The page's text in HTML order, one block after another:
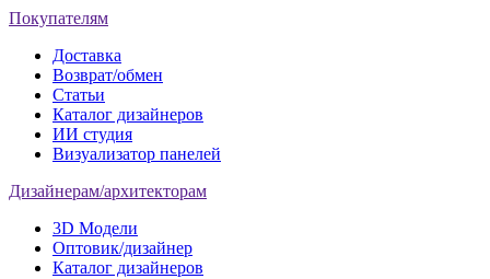
Покупателям
Доставка
Возврат/обмен
Статьи
Каталог дизайнеров
ИИ студия
Визуализатор панелей
Дизайнерам/архитекторам
3D Модели
Оптовик/дизайнер
Каталог дизайнеров